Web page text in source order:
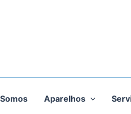
Aparelhos